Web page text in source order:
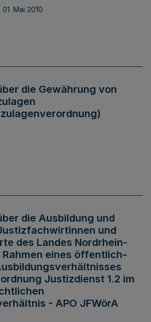
01. Mai 2010
die Gewährung von
die Ausbildung und
und
des Landes Nordrhein-
eines öffentlich-
Justizdienst 1.2 im
- APO JFWörA